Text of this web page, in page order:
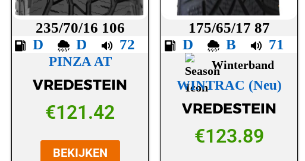
235/70/16 106
D
D 72
PINZA AT
VREDESTEIN
€121.42
BEKIJKEN
175/65/17 87
D
B 71
Winterband
WINTRAC (Neu)
VREDESTEIN
€123.89